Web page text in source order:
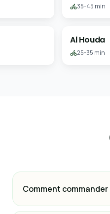
35-45 min
Al Houda
25-35 min
Comment commander